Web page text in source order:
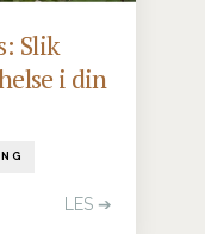
Slik
i din
LES ➔